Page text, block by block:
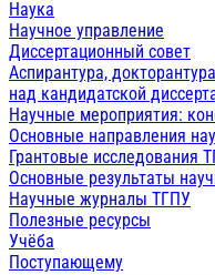
Наука
Научное управление
Диссертационный совет
Аспирантура,
над кандидатской
Научные мероприятия:
Основные направления
Грантовые исследования
Основные результаты
Научные журналы ТГПУ
Полезные ресурсы
Учёба
Поступающему